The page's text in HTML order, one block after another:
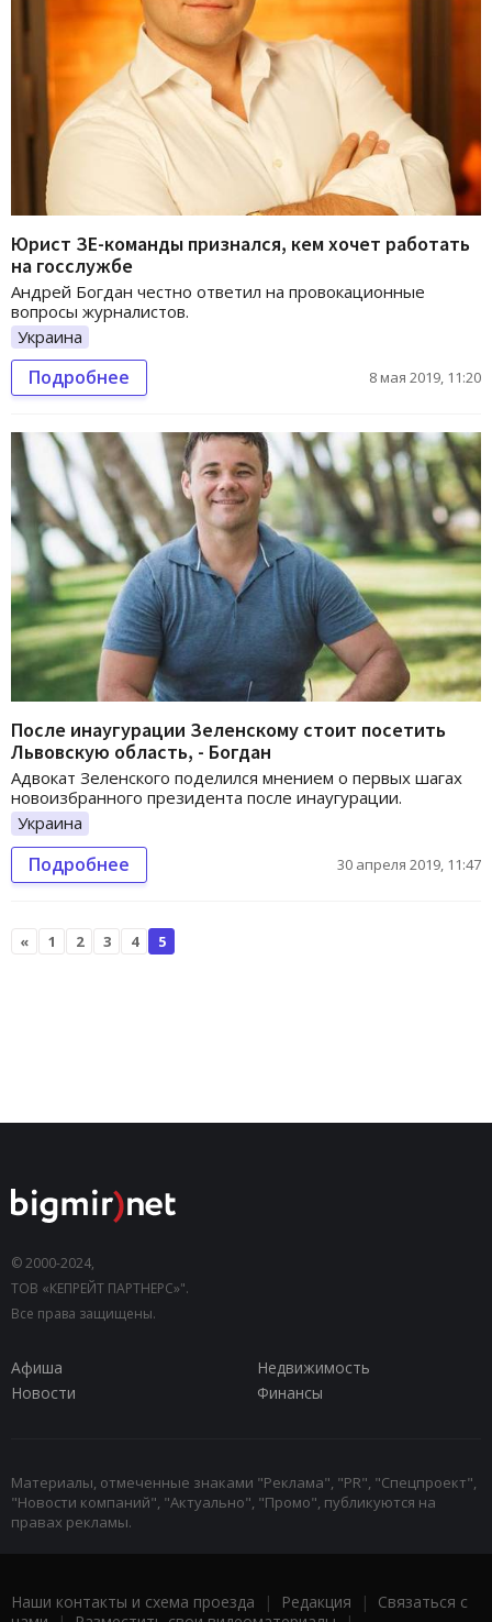
Юрист ЗЕ-команды признался, кем хочет работать
на госслужбе
Андрей Богдан честно ответил на провокационные
вопросы журналистов.
Украина
Подробнее 8 мая 2019, 11:20
После инаугурации Зеленскому стоит посетить
Львовскую область, - Богдан
Адвокат Зеленского поделился мнением о первых шагах
новоизбранного президента после инаугурации.
Украина
Подробнее 30 апреля 2019, 11:47
« 1 2 3 4 5
© 2000-2024,
ТОВ «КЕПРЕЙТ ПАРТНЕРС»".
Все права защищены.
Афиша
Недвижимость
Новости
Финансы
Материалы, отмеченные знаками "Реклама", "PR", "Спецпроект",
"Новости компаний", "Актуально", "Промо", публикуются на
правах рекламы.
Наши контакты и схема проезда | Редакция | Связаться с